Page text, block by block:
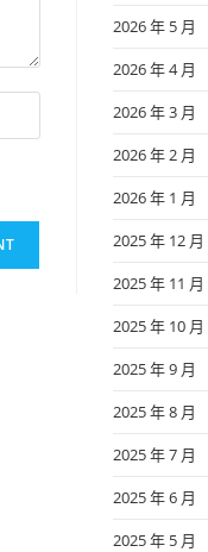
2026 年 5 月
2026 年 4 月
2026 年 3 月
2026 年 2 月
2026 年 1 月
2025 年 12 月
2025 年 11 月
2025 年 10 月
2025 年 9 月
2025 年 8 月
2025 年 7 月
2025 年 6 月
2025 年 5 月